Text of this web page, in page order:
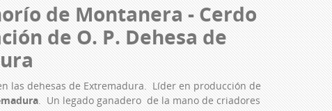
de Montanera - Cerdo
de O. P. Dehesa de
las dehesas de Extremadura. Líder en producción de
. Un legado ganadero de la mano de criadores